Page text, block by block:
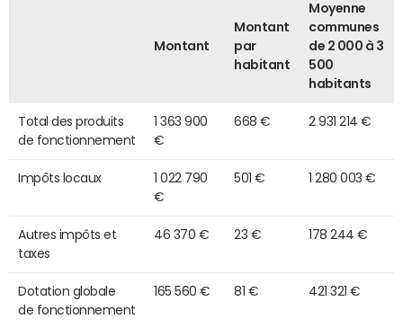
Montant
Montant
par
habitant
Moyenne
communes
de 2 000 à 3
500
habitants
Total des produits
de fonctionnement
1 363 900
€
668 € 2 931 214 €
Impôts locaux
1 022 790
€
501 € 1 280 003 €
Autres impôts et
taxes
46 370 € 23 € 178 244 €
Dotation globale
de fonctionnement
165 560 € 81 € 421 321 €